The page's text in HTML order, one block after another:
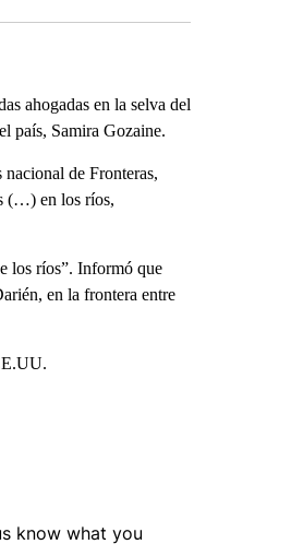
ahogadas en la selva del
país, Samira Gozaine.
de Fronteras,
(…) en los ríos,
los ríos”. Informó que
en la frontera entre
know what you